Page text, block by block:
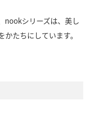
nookシリーズは、美し
たちにしています。